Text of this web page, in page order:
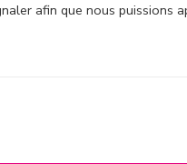
afin que nous puissions